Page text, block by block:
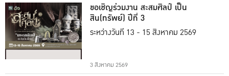
ขอเชิญร่วมงาน สะสมศิลป์ เป็น
สิน(ทรัพย์) ปีที่ 3
ระหว่างวันที่ 13 - 15 สิงหาคม 2569
3 สิงหาคม 2569